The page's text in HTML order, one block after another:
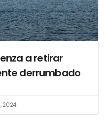
a retirar
derrumbado
2024